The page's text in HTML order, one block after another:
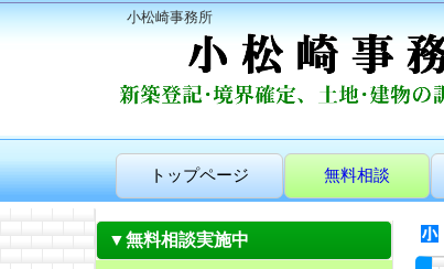
小松崎事務所
トップページ 無料相談
▼無料相談実施中